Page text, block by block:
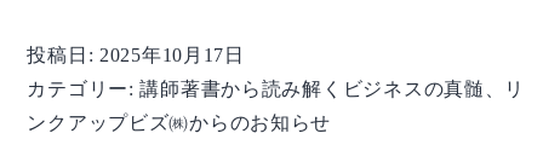
か
ら
投稿日: 2025年10月17日
カテゴリー:講師著書から読み解くビジネスの真髄
リ
ンクアップビズ㈱からのお知らせ